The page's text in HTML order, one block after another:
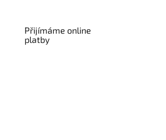
Přijímáme online
platby